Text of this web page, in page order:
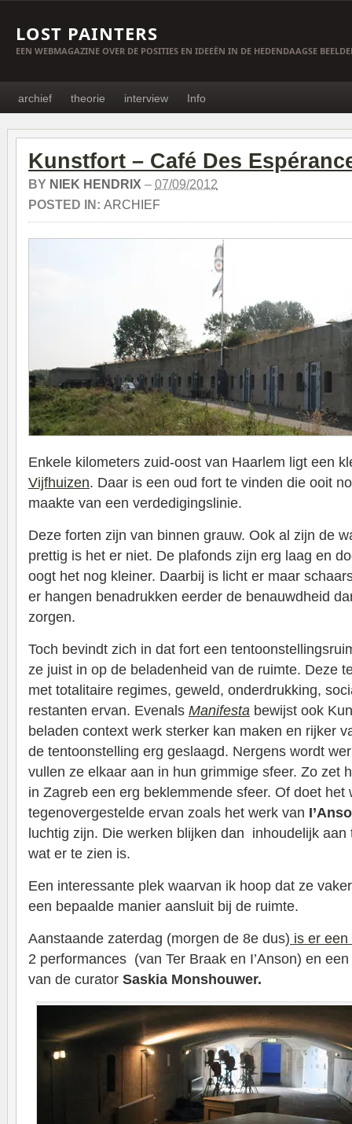
LOST PAINTERS
EEN WEBMAGAZINE OVER DE POSITIES EN IDEEËN IN DE HEDENDAAGSE
archief theorie interview Info
Kunstfort – Café Des
BY NIEK HENDRIX – 07/09/2012
POSTED IN: ARCHIEF
Enkele kilometers zuid-oost van Haarlem ligt een
Vijfhuizen. Daar is een oud fort te vinden die ooit
maakte van een verdedigingslinie.
Deze forten zijn van binnen grauw. Ook al zijn de
prettig is het er niet. De plafonds zijn erg laag en
oogt het nog kleiner. Daarbij is licht er maar
er hangen benadrukken eerder de benauwdheid
zorgen.
Toch bevindt zich in dat fort een
ze juist in op de beladenheid van de ruimte. Deze
met totalitaire regimes, geweld, onderdrukking,
restanten ervan. Evenals Manifesta bewijst ook
beladen context werk sterker kan maken en rijker
de tentoonstelling erg geslaagd. Nergens wordt
vullen ze elkaar aan in hun grimmige sfeer. Zo zet
in Zagreb een erg beklemmende sfeer. Of doet het
tegenovergestelde ervan zoals het werk van
luchtig zijn. Die werken blijken dan inhoudelijk
wat er te zien is.
Een interessante plek waarvan ik hoop dat ze
een bepaalde manier aansluit bij de ruimte.
Aanstaande zaterdag (morgen de 8e dus) is er
2 performances (van Ter Braak en I’Anson) en
van de curator Saskia Monshouwer.